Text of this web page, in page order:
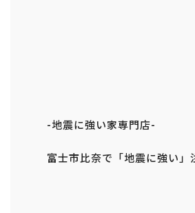
-地震に強い家専門店-
富士市比奈で「地震に強い